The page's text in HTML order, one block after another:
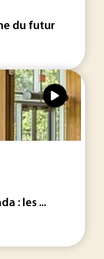
du futur
: les ...